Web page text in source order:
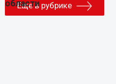
Еще в рубрике